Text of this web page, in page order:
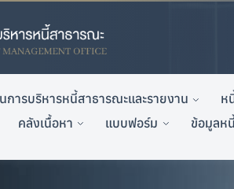
การบริหารหนี้สาธารณะและรายงาน ห
คลังเนื้อหา แบบฟอร์ม ข้อมูลห